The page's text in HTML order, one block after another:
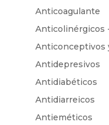
Anticoagulante
Anticolinérgicos
Anticonceptivos
Antidepresivos
Antidiabéticos
Antidiarreicos
Antieméticos